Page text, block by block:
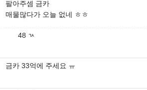
팔아주셈 금카
매물많다가 오늘 없네 ㅎㅎ
48 ㄳ
금카 33억에 주세요 ㅠ